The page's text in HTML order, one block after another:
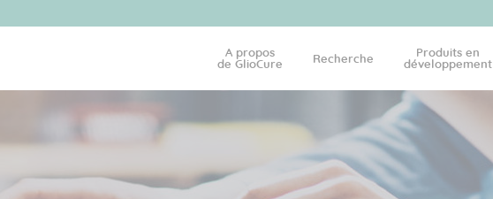
A propos
de GlioCure
Recherche
Produits en
développement